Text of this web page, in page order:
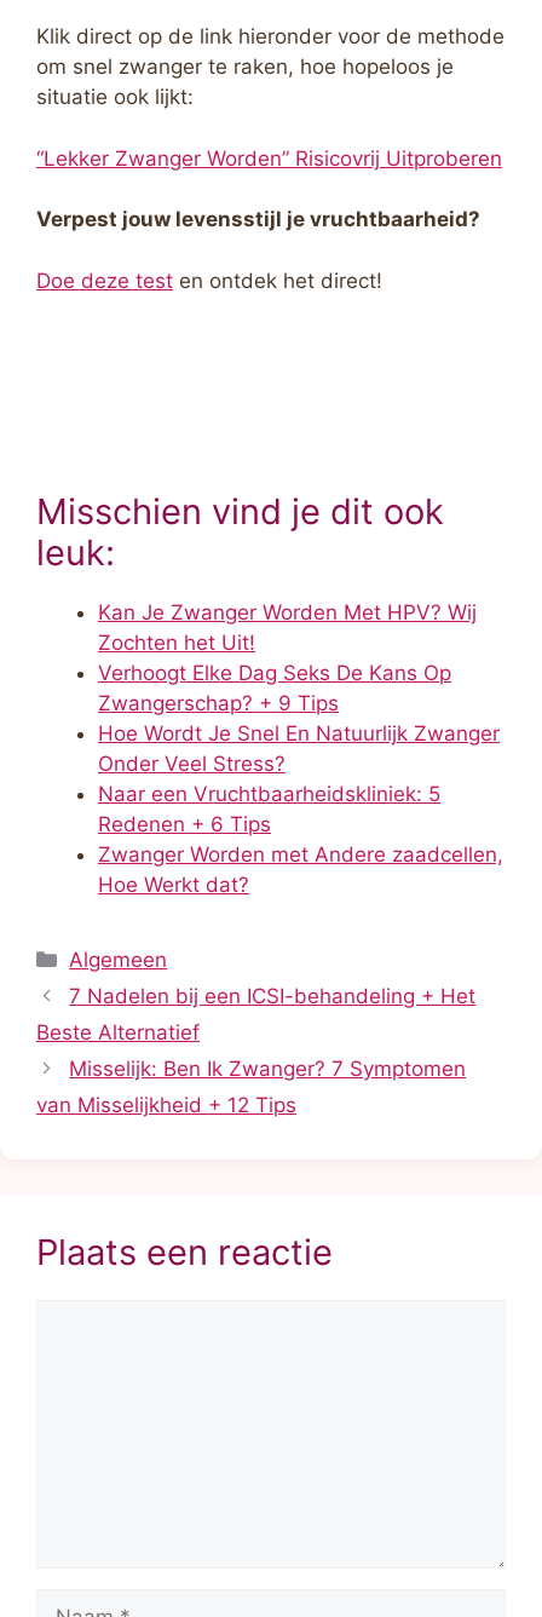
Klik direct op de link hieronder voor de methode
om snel zwanger te raken, hoe hopeloos je
situatie ook lijkt:
“Lekker Zwanger Worden” Risicovrij Uitproberen
Verpest jouw levensstijl je vruchtbaarheid?
Doe deze test en ontdek het direct!
Misschien vind je dit ook
leuk:
Kan Je Zwanger Worden Met HPV? Wij
Zochten het Uit!
Verhoogt Elke Dag Seks De Kans Op
Zwangerschap? + 9 Tips
Hoe Wordt Je Snel En Natuurlijk Zwanger
Onder Veel Stress?
Naar een Vruchtbaarheidskliniek: 5
Redenen + 6 Tips
Zwanger Worden met Andere zaadcellen,
Hoe Werkt dat?
Categorieën
Algemeen
7 Nadelen bij een ICSI-behandeling + Het
Beste Alternatief
Misselijk: Ben Ik Zwanger? 7 Symptomen
van Misselijkheid + 12 Tips
Plaats een reactie
Naam